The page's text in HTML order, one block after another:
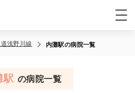
浅野川線 内灘駅の病院一覧
駅 の病院一覧